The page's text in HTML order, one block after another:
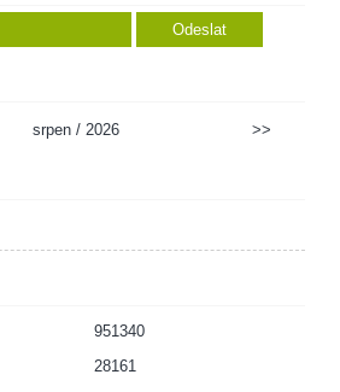
srpen / 2026 >>
951340
28161